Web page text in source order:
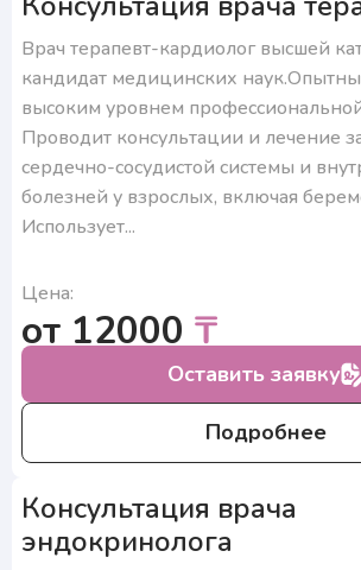
Врач терапевт-кардиолог высшей
кандидат медицинских
высоким уровнем
Проводит консультации и лечение
сердечно-сосудистой системы и
болезней у взрослых, включая
Использует...
Оставить заявку
Подробнее
Цена:
от 12000 ₸
Консультация врача
эндокринолога